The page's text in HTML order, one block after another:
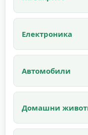
Електроника
Автомобили
Домашни